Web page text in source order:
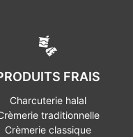
FRAIS
Charcuterie halal
traditionnelle
Crèmerie classique